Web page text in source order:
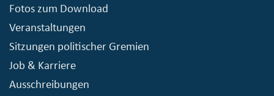
Fotos zum Download
Veranstaltungen
Sitzungen politischer Gremien
Job & Karriere
Ausschreibungen